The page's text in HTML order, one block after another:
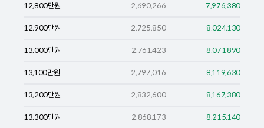
12,800만원 2,690,266 7,976,380
12,900만원 2,725,850 8,024,130
13,000만원 2,761,423 8,071,890
13,100만원 2,797,016 8,119,630
13,200만원 2,832,600 8,167,380
13,300만원 2,868,173 8,215,140